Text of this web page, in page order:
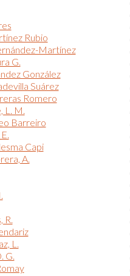
Rubio
Martínez
G.
González
Suárez
Romero
L. M.
Barreiro
Capi
A.
R.
L.
G.